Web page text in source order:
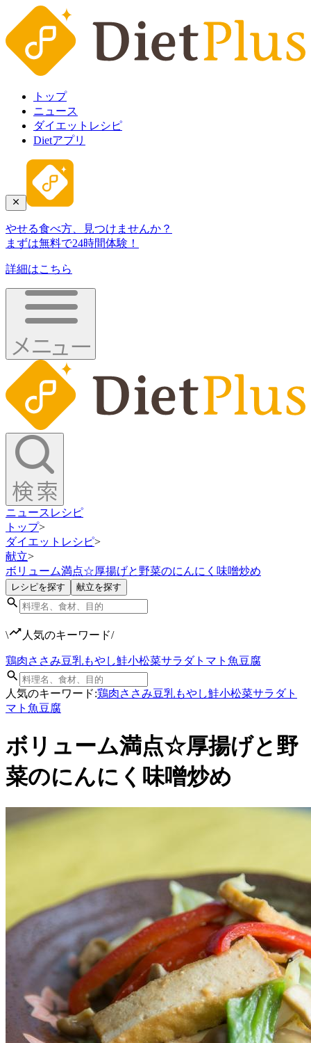
トップ
ニュース
ダイエットレシピ
Dietアプリ
やせる食べ方、見つけませんか？
まずは無料で24時間体験！
詳細はこちら
ニュース レシピ
トップ>
ダイエットレシピ>
献立>
ボリューム満点☆厚揚げと野菜のにんにく味噌炒め
レシピを探す 献立を探す
\ 人気のキーワード/
鶏肉ささみ豆乳もやし鮭小松菜サラダトマト 魚豆腐
人気のキーワード:鶏肉ささみ豆乳もやし鮭小松菜サラダト
マト 魚豆腐
ボリューム満点☆厚揚げと野
菜のにんにく味噌炒め